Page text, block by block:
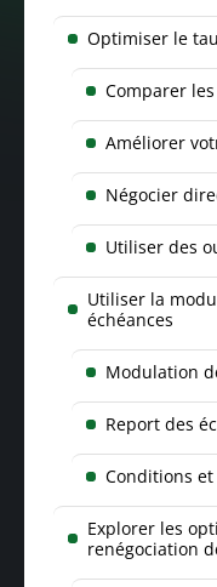
Optimiser le
Comparer
Améliorer
Négocier
Utiliser des
Utiliser la
échéances
Modulation
Report des
Conditions
Explorer les
renégociation